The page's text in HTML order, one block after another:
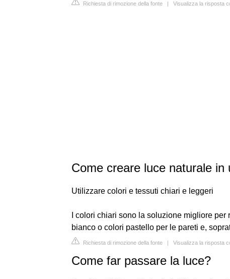
Richiesta di rimozione della fonte | Visualizza la risposta
Come creare luce naturale in
Utilizzare colori e tessuti chiari e leggeri
I colori chiari sono la soluzione migliore
bianco o colori pastello per le pareti e,
Richiesta di rimozione della fonte | Visualizza la risposta
Come far passare la luce?